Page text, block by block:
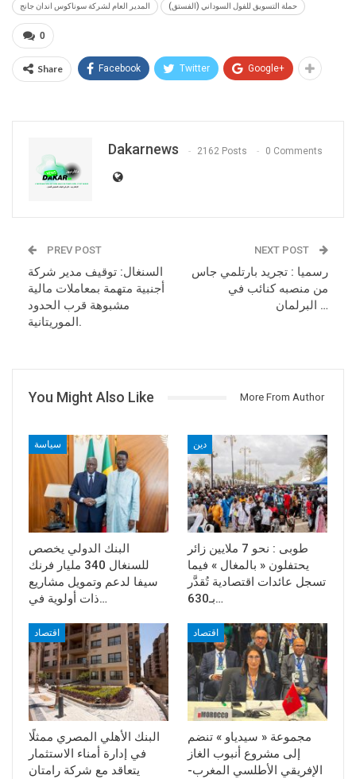
المدير العام لشركة سوناكوس اندان جانج حملة التسويق للفول السوداني (الفستق)
0
Share Facebook Twitter Google+
Dakarnews 2162 Posts 0 Comments
PREV POST
السنغال: توقيف مدير شركة
أجنبية متهمة بمعاملات مالية
مشبوهة قرب الحدود
الموريتانية.
NEXT POST
رسميا : تجريد بارتلمي جاس
من منصبه كنائب في
البرلمان …
You Might Also Like More From Author
سياسة
البنك الدولي يخصص
للسنغال 340 مليار فرنك
سيفا لدعم وتمويل مشاريع
ذات أولوية في…
دين
طوبى : نحو 7 ملايين زائر
يحتفلون « بالمغال » فيما
تسجل عائدات اقتصادية تُقدَّر
بـ630…
اقتصاد
البنك الأهلي المصري ممثلًا
في إدارة أمناء الاستثمار
يتعاقد مع شركة رامتان
اقتصاد
مجموعة « سيدياو » تنضم
إلى مشروع أنبوب الغاز
الإفريقي الأطلسي المغرب-